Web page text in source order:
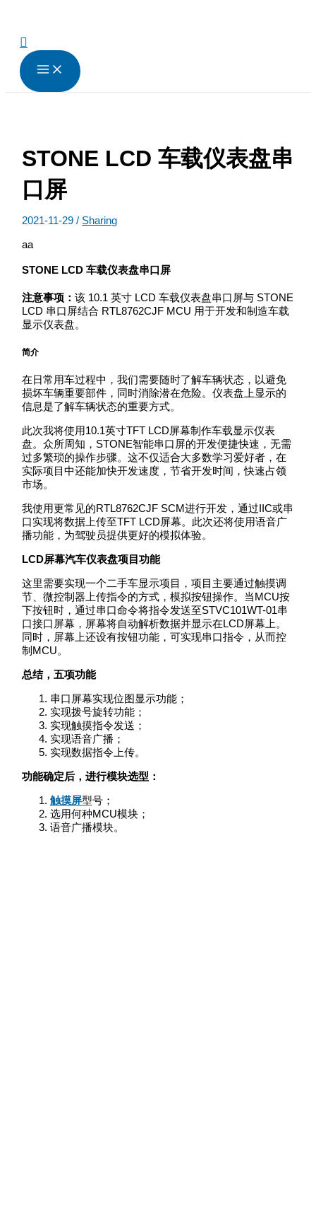
搜
索
STONE LCD 车载仪表盘串
口屏
2021-11-29/ Sharing
aa
STONE LCD 车载仪表盘串口屏
注意事项：该 10.1 英寸 LCD 车载仪表盘串口屏与 STONE
LCD 串口屏结合 RTL8762CJF MCU 用于开发和制造车载
显示仪表盘。
简介
在日常用车过程中，我们需要随时了解车辆状态，以避免
损坏车辆重要部件，同时消除潜在危险。仪表盘上显示的
信息是了解车辆状态的重要方式。
此次我将使用10.1英寸TFT LCD屏幕制作车载显示仪表
盘。众所周知，STONE智能串口屏的开发便捷快速，无需
过多繁琐的操作步骤。这不仅适合大多数学习爱好者，在
实际项目中还能加快开发速度，节省开发时间，快速占领
市场。
我使用更常见的RTL8762CJF SCM进行开发，通过IIC或串
口实现将数据上传至TFT LCD屏幕。此次还将使用语音广
播功能，为驾驶员提供更好的模拟体验。
LCD屏幕汽车仪表盘项目功能
这里需要实现一个二手车显示项目，项目主要通过触摸调
节、微控制器上传指令的方式，模拟按钮操作。当MCU按
下按钮时，通过串口命令将指令发送至STVC101WT-01串
口接口屏幕，屏幕将自动解析数据并显示在LCD屏幕上。
同时，屏幕上还设有按钮功能，可实现串口指令，从而控
制MCU。
总结，五项功能
串口屏幕实现位图显示功能；
实现拨号旋转功能；
实现触摸指令发送；
实现语音广播；
实现数据指令上传。
功能确定后，进行模块选型：
触摸屏型号；
选用何种MCU模块；
语音广播模块。